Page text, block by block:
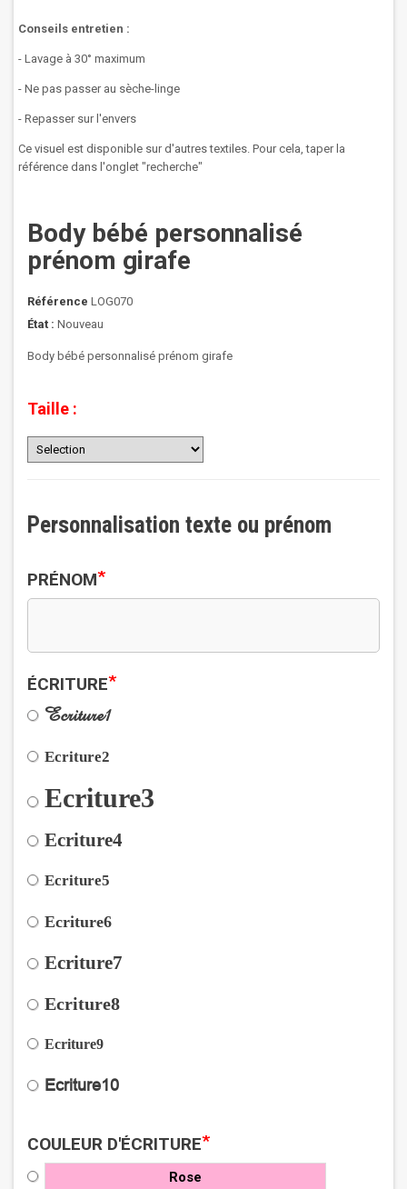
Conseils entretien :
- Lavage à 30° maximum
- Ne pas passer au sèche-linge
- Repasser sur l'envers
Ce visuel est disponible sur d'autres textiles. Pour cela, taper la
référence dans l'onglet "recherche"
Body bébé personnalisé
prénom girafe
Référence LOG070
État : Nouveau
Body bébé personnalisé prénom girafe
Taille :
Personnalisation texte ou prénom
PRÉNOM*
ÉCRITURE*
Ecriture1
Ecriture2
Ecriture3
Ecriture4
Ecriture5
Ecriture6
Ecriture7
Ecriture8
Ecriture9
Ecriture10
COULEUR D'ÉCRITURE*
Rose